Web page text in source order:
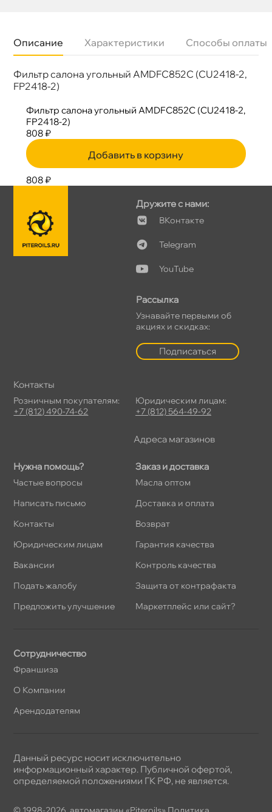
Описание Характеристики Способы оплаты
Фильтр салона угольный AMDFC852C (CU2418-2,
FP2418-2)
Бренд
AMD
Артикул
Фильтр салона угольный AMDFC852C (CU2418-2,
FP2418-2)
808 ₽
Добавить в корзину
808 ₽
Нужна помощь?
Частые вопросы
Написать письмо
Контакты
Юридическим лицам
акансии
Подать жалобу
Предложить улучшение
Заказ и доставка
Масла оптом
Доставка и оплата
озврат
Гарантия качества
Контроль качества
Защита от контрафакта
Маркетплейс или сайт?
Дружите с нами:
Контакте
Telegram
YouTube
Рассылка
Узнавайте первыми о
акциях и скидках:
Подписаться
Сотрудничество
Франшиза
О Компании
Арендодателям
Контакты
Розничным покупателям:
+7 (812) 490-74-62
Юридическим лицам:
+7 (812) 564-49-92
Адреса магазино
Данный ресурс носит исключительно
информационный характер. Публичной офертой,
определяемой положениями ГК РФ, не является.